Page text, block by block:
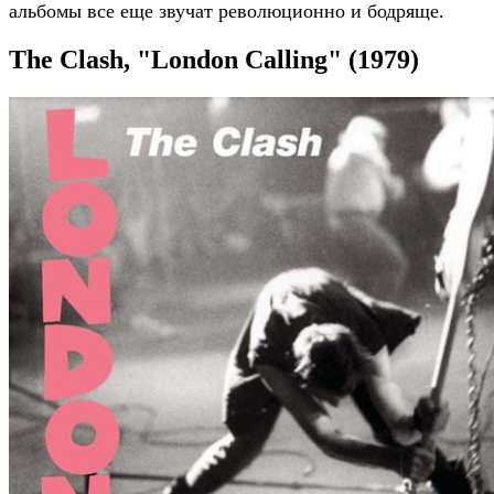
альбомы все еще звучат революционно и бодряще.
The Clash, "London Calling" (1979)